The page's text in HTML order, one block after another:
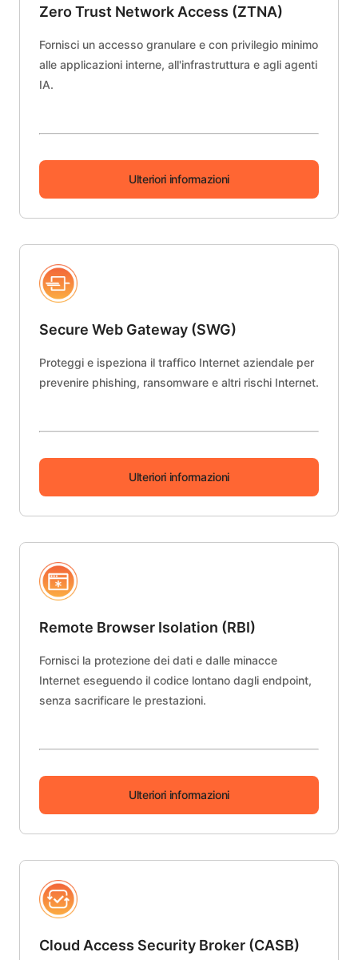
Zero Trust Network Access (ZTNA)
Fornisci un accesso granulare e con privilegio minimo
alle applicazioni interne, all'infrastruttura e agli agenti
IA.
Ulteriori informazioni
Secure Web Gateway (SWG)
Proteggi e ispeziona il traffico Internet aziendale per
prevenire phishing, ransomware e altri rischi Internet.
Ulteriori informazioni
Remote Browser Isolation (RBI)
Fornisci la protezione dei dati e dalle minacce
Internet eseguendo il codice lontano dagli endpoint,
senza sacrificare le prestazioni.
Ulteriori informazioni
Cloud Access Security Broker (CASB)